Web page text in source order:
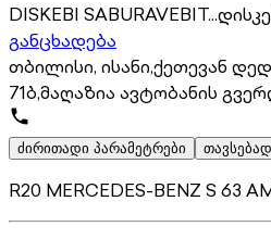
DISKEBI
განცხადება
თბილისი, ისანი,ქეთევან
71ბ,მაღაზია ავტობანის
ძირითადი პარამეტრები
R20 MERCEDES-BENZ S 63